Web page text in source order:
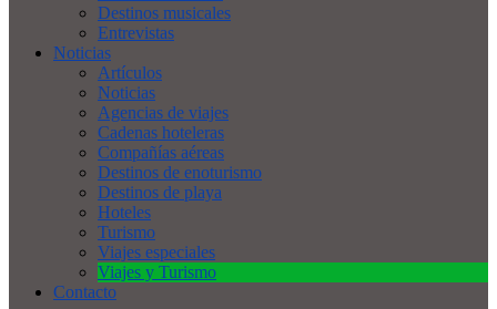
Destinos musicales
Entrevistas
Noticias
Artículos
Noticias
Agencias de viajes
Cadenas hoteleras
Compañías aéreas
Destinos de enoturismo
Destinos de playa
Hoteles
Turismo
Viajes especiales
Viajes y Turismo
Contacto